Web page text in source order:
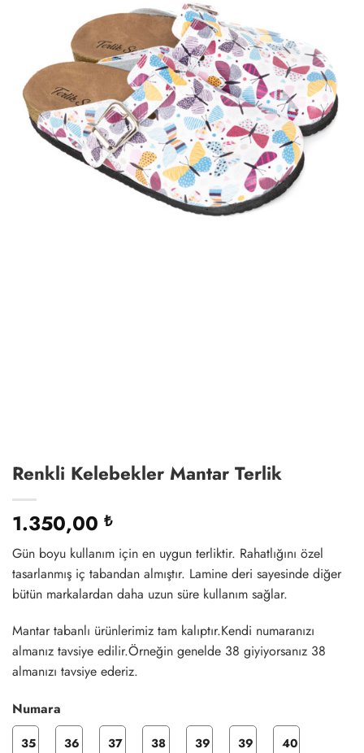
Renkli Kelebekler Mantar Terlik
1.350,00 ₺
Gün boyu kullanım için en uygun terliktir. Rahatlığını özel
tasarlanmış iç tabandan almıştır. Lamine deri sayesinde diğer
bütün markalardan daha uzun süre kullanım sağlar.
Mantar tabanlı ürünlerimiz tam kalıptır.Kendi numaranızı
almanız tavsiye edilir.Örneğin genelde 38 giyiyorsanız 38
almanızı tavsiye ederiz.
Numara
35 36 37 38 39 39 40